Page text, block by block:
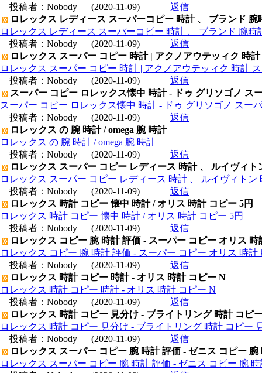
投稿者： Nobody (2020-11-09)
返信
ロレックス レディース スーパーコピー 時計 、 ブランド
ロレックス レディース スーパーコピー 時計 、 ブランド 腕時
投稿者： Nobody (2020-11-09)
返信
ロレックス スーパー コピー 時計 | アクノアウテッィク 時
ロレックス スーパー コピー 時計 | アクノアウテッィク 時計
投稿者： Nobody (2020-11-09)
返信
スーパー コピー ロレックス懐中 時計 - ドゥ グリソゴノ ス
スーパー コピー ロレックス懐中 時計 - ドゥ グリソゴノ スー
投稿者： Nobody (2020-11-09)
返信
ロレックス の 腕 時計 / omega 腕 時計
ロレックス の 腕 時計 / omega 腕 時計
投稿者： Nobody (2020-11-09)
返信
ロレックス スーパー コピー レディース 時計 、 ルイヴィ
ロレックス スーパー コピー レディース 時計 、 ルイヴィト
投稿者： Nobody (2020-11-09)
返信
ロレックス 時計 コピー 懐中 時計 / オリス 時計 コピー 5円
ロレックス 時計 コピー 懐中 時計 / オリス 時計 コピー 5円
投稿者： Nobody (2020-11-09)
返信
ロレックス コピー 腕 時計 評価 - スーパー コピー オリス 時
ロレックス コピー 腕 時計 評価 - スーパー コピー オリス 時計
投稿者： Nobody (2020-11-09)
返信
ロレックス 時計 コピー 時計 - オリス 時計 コピー N
ロレックス 時計 コピー 時計 - オリス 時計 コピー N
投稿者： Nobody (2020-11-09)
返信
ロレックス 時計 コピー 見分け - ブライトリング 時計 コピ
ロレックス 時計 コピー 見分け - ブライトリング 時計 コピー
投稿者： Nobody (2020-11-09)
返信
ロレックス スーパー コピー 腕 時計 評価 - ゼニス コピー 腕
ロレックス スーパー コピー 腕 時計 評価 - ゼニス コピー 腕